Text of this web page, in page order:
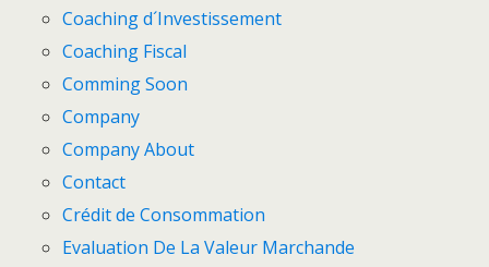
Coaching d´Investissement
Coaching Fiscal
Comming Soon
Company
Company About
Contact
Crédit de Consommation
Evaluation De La Valeur Marchande